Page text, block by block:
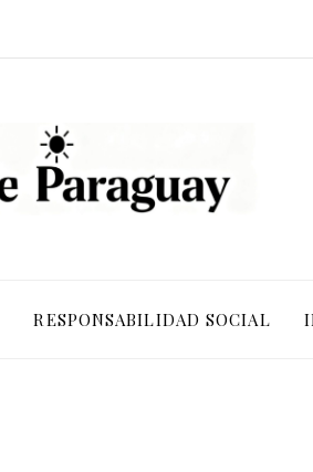
RESPONSABILIDAD SOCIAL